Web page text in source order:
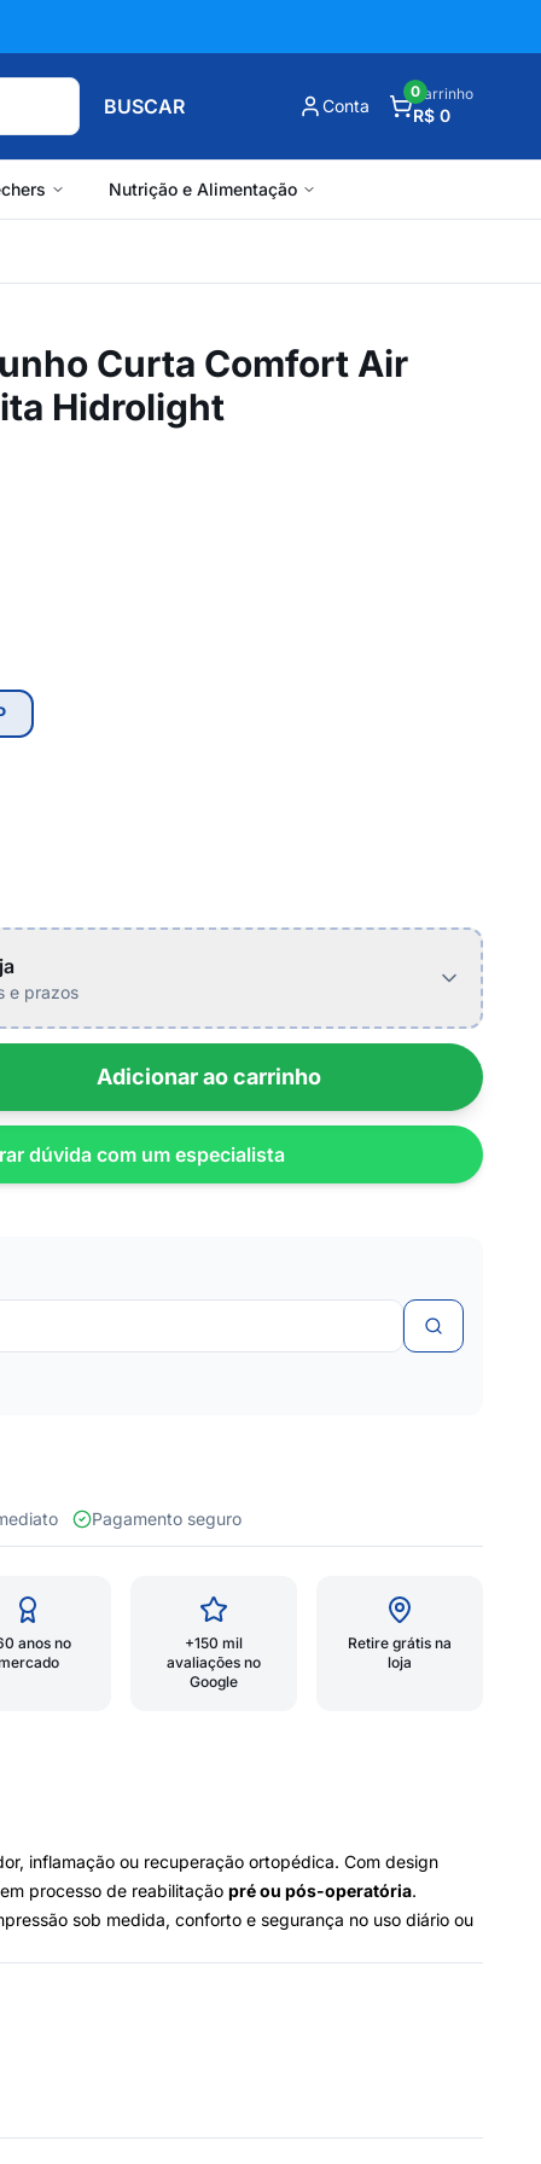
BUSCAR Conta
Carrinho
R$ 0
0
Nutrição e Alimentação
Curta Comfort Air
Hidrolight
e prazos
Adicionar ao carrinho
dúvida com um especialista
Pagamento seguro
anos no
+150 mil
avaliações no
Google
Retire grátis na
loja
inflamação ou recuperação ortopédica. Com design
processo de reabilitação pré ou pós-operatória.
sob medida, conforto e segurança no uso diário ou